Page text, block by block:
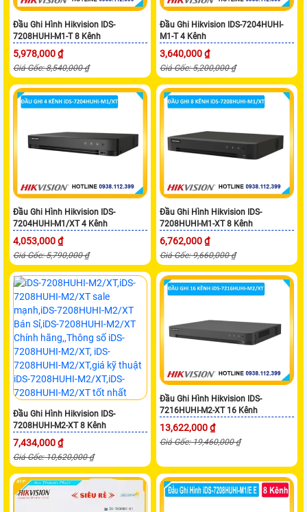
Đầu Ghi Hình Hikvision IDS-
7208HUHI-M1-T 8 Kênh
5,978,000 ₫
Giá Gốc: 8,540,000 ₫
Đầu Ghi Hikvision IDS-7204HUHI-
M1-T 4 Kênh
3,640,000 ₫
Giá Gốc: 5,200,000 ₫
Đầu Ghi Hình Hikvision IDS-
7204HUHI-M1/XT 4 Kênh
4,053,000 ₫
Giá Gốc: 5,790,000 ₫
Đầu Ghi Hình Hikvision IDS-
7208HUHI-M1-XT 8 Kênh
6,762,000 ₫
Giá Gốc: 9,660,000 ₫
Đầu Ghi Hình Hikvision IDS-
7208HUHI-M2-XT 8 Kênh
7,434,000 ₫
Giá Gốc: 10,620,000 ₫
Đầu Ghi Hình Hikvision IDS-
7216HUHI-M2-XT 16 Kênh
13,622,000 ₫
Giá Gốc: 19,460,000 ₫